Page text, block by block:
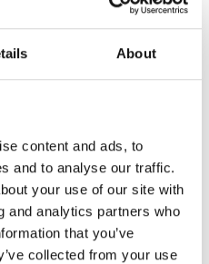
About
content and ads, to
and to analyse our traffic.
your use of our site with
and analytics partners who
that you’ve
collected from your use